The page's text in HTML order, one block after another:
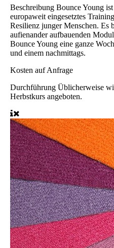
Beschreibung Bounce Young
europaweit eingesetztes
Resilienz junger Menschen. Es
aufienander aufbauenden
Bounce Young eine ganze
und einem nachmittags.
Kosten auf Anfrage
Durchführung Üblicherweise
Herbstkurs angeboten.